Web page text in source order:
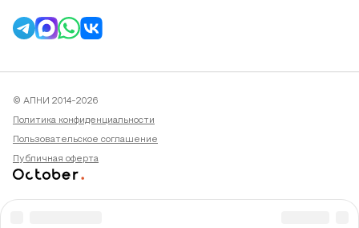
© АПНИ 2014-2026
Политика конфиденциальности
Пользовательское соглашение
Публичная оферта